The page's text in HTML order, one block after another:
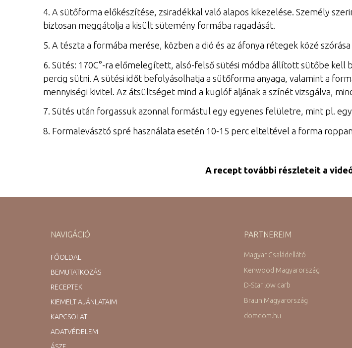
4. A sütőforma előkészítése, zsiradékkal való alapos kikezelése. Személy
biztosan meggátolja a kisült sütemény formába ragadását.
5. A tészta a formába merése, közben a dió és az áfonya rétegek közé szórása
6. Sütés: 170C°-ra előmelegített, alsó-felső sütési módba állított sütőbe kell
percig sütni. A sütési időt befolyásolhatja a sütőforma anyaga, valamint a
mennyiségi kivitel. Az átsültséget mind a kuglóf aljának a színét vizsgálva,
7. Sütés után forgassuk azonnal formástul egy egyenes felületre, mint pl.
8. Formalevásztó spré használata esetén 10-15 perc elteltével a forma
A recept további részleteit a
NAVIGÁCIÓ
FŐOLDAL
BEMUTATKOZÁS
RECEPTEK
KIEMELT AJÁNLATAIM
KAPCSOLAT
ADATVÉDELEM
PARTNEREIM
Magyar Családellátó
Kenwood Magyarország
D-Star low carb
Braun Magyarország
domdom.hu